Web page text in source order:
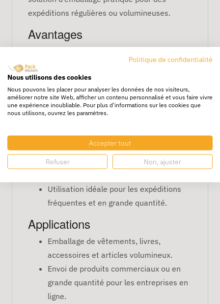
expéditions régulières ou volumineuses.
Avantages
pour une sécurité accrue.
Dimensions de
large éventail de produits.
Conception à fond plat permettant un
fiable.
Facile à fermer sans besoin d'outils
supplémentaires, idéale pour un
Utilisation idéale pour les expéditions
fréquentes et en grande quantité.
Applications
Emballage de vêtements, livres,
accessoires et articles volumineux.
Envoi de produits commerciaux ou en
grande quantité pour les entreprises en
ligne.
Politique de confidentialité
Nous utilisons des cookies
Nous pouvons les placer pour analyser les données de nos visiteurs,
améliorer notre site Web, afficher un contenu personnalisé et vous faire vivre
une expérience inoubliable. Pour plus d'informations sur les cookies que
nous utilisons, ouvrez les paramètres.
Accepter tout
Refuser Non, ajuster